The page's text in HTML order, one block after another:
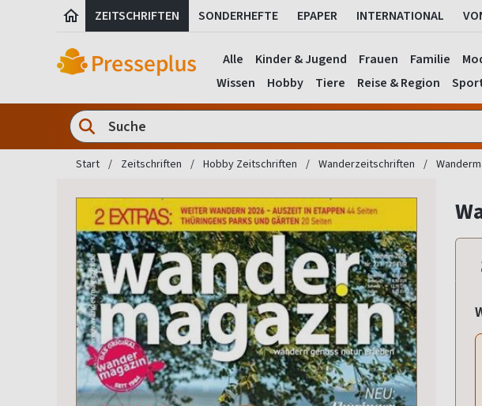
ZEITSCHRIFTEN SONDERHEFTE EPAPER INTERNATIONAL
Alle Kinder & Jugend Frauen Familie
Wissen
Hobby Tiere Reise & Region
Start Zeitschriften Hobby Zeitschriften Wanderzeitschriften